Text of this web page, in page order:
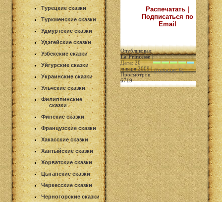
Турецкие сказки
Туркменские сказки
Удмуртские сказки
Удэгейские сказки
Узбекские сказки
Уйгурские сказки
Украинские сказки
Ульчские сказки
Филиппинские
сказки
Финские сказки
Французские сказки
Хакасские сказки
Хантыйские сказки
Хорватские сказки
Цыганские сказки
Черкесские сказки
Черногорские сказки
Распечатать |
Подписаться по
Email
Опубликовал:
La Princesse|
Дата: 20
января 2009 |
Просмотров:
6719
(голосов: 5)